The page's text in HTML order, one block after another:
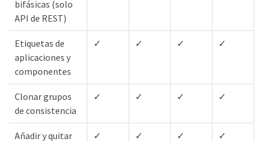
bifásicas (solo
API de REST)
Etiquetas de
aplicaciones y
componentes
✓ ✓ ✓ ✓
Clonar grupos
de consistencia
✓ ✓ ✓ ✓
Añadir y quitar
✓ ✓ ✓ ✓